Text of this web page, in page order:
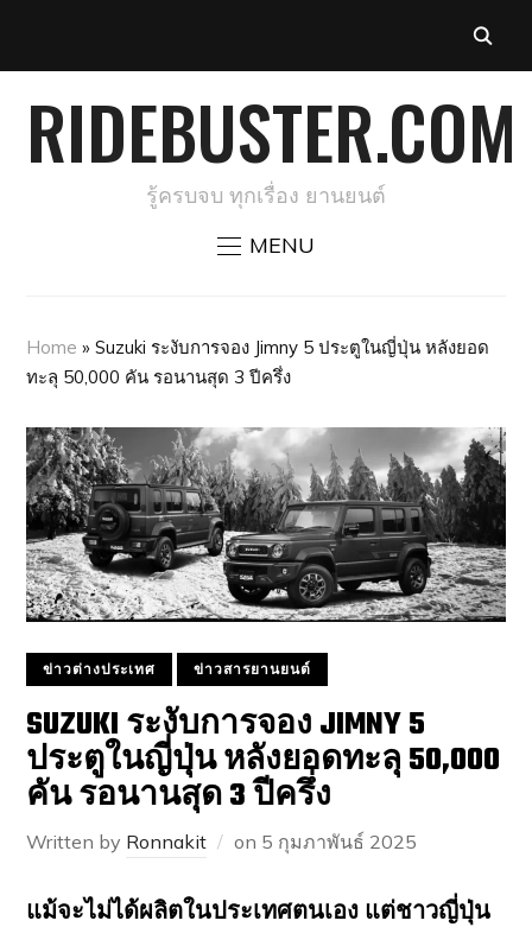
RIDEBUSTER.COM
รู้ครบจบ ทุกเรื่อง ยานยนต์
MENU
Home »Suzuki ระงับการจอง Jimny 5 ประตูในญี่ปุ่น หลังยอด
ทะลุ 50,000 คัน รอนานสุด 3 ปีครึ่ง
ข่าวต่างประเทศ ข่าวสารยานยนต์
SUZUKI ระงับการจอง JIMNY 5
ประตูในญี่ปุ่น หลังยอดทะลุ 50,000
คัน รอนานสุด 3 ปีครึ่ง
Written by Ronnakit on 5 กุมภาพันธ์ 2025
แม้จะไม่ได้ผลิตในประเทศตนเอง แต่ชาวญี่ปุ่น